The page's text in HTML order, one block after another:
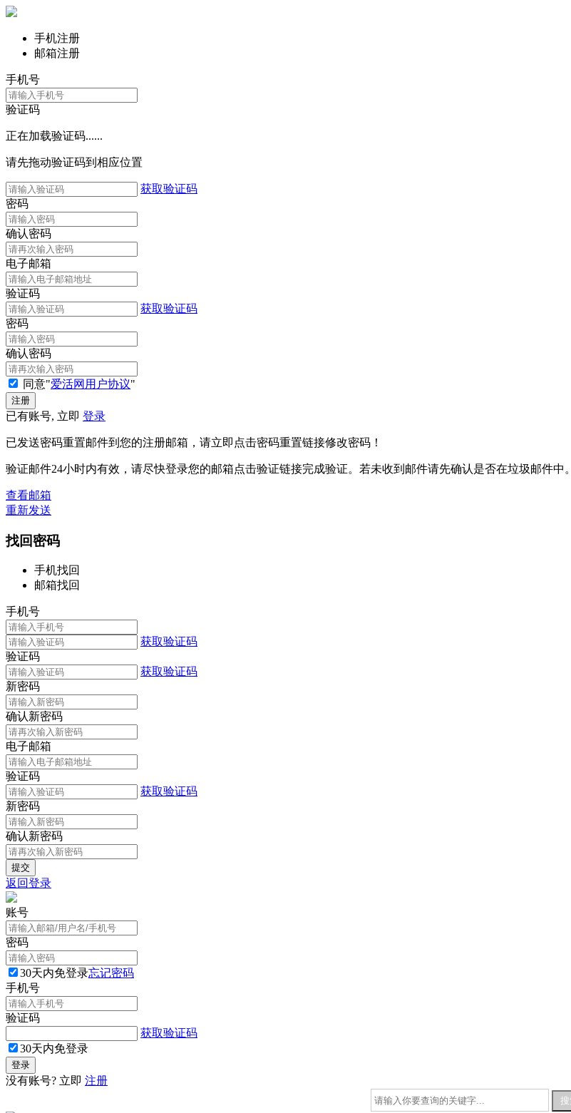
手机注册
邮箱注册
手机号
验证码
正在加载验证码......
请先拖动验证码到相应位置
获取验证码
密码
确认密码
电子邮箱
验证码
获取验证码
密码
确认密码
同意"爱活网用户协议"
已有账号, 立即 登录
已发送密码重置邮件到您的注册邮箱，请立即点击密码重置链接修改密码！
验证邮件24小时内有效，请尽快登录您的邮箱点击验证链接完成验证。若未收到邮件请先确认是否在垃圾邮件中。
查看邮箱
重新发送
找回密码
手机找回
邮箱找回
手机号
获取验证码
验证码
获取验证码
新密码
确认新密码
电子邮箱
验证码
获取验证码
新密码
确认新密码
返回登录
账号
密码
30天内免登录忘记密码
手机号
验证码
获取验证码
30天内免登录
没有账号? 立即 注册